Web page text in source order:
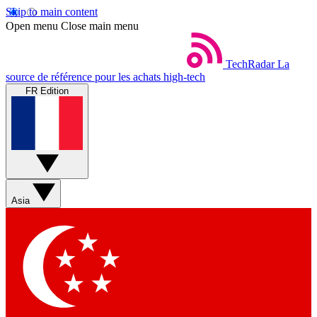
Skip to main content
Open menu Close main menu
TechRadar La
source de référence pour les achats high-tech
FR Edition
Asia